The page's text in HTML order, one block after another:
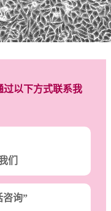
过以下方式联系我
们
咨询”